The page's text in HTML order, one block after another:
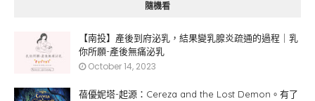
隨機看
【南投】產後到府泌乳，結果變乳腺炎疏通的過程｜乳
你所願-產後無痛泌乳
October 14, 2023
蓓優妮塔-起源：Cereza and the Lost Demon。有了